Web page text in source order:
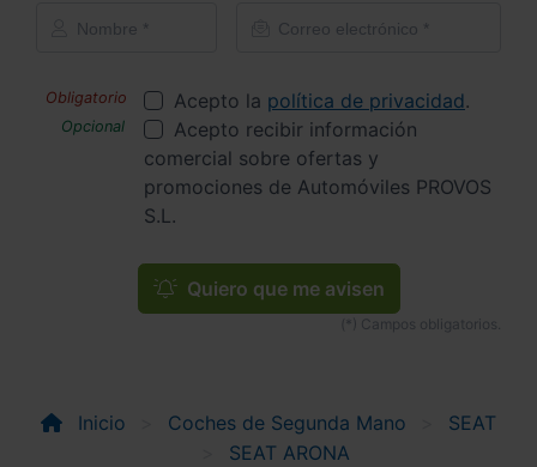
Acepto la política de privacidad.
Acepto recibir información
comercial sobre ofertas y
promociones de Automóviles PROVOS
S.L.
Quiero que me avisen
Inicio Coches de Segunda Mano
SEAT
SEAT ARONA